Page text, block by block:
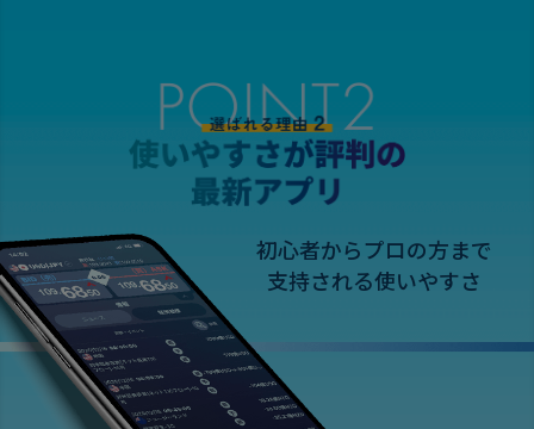
初心者からプロの方まで
支持される使いやすさ